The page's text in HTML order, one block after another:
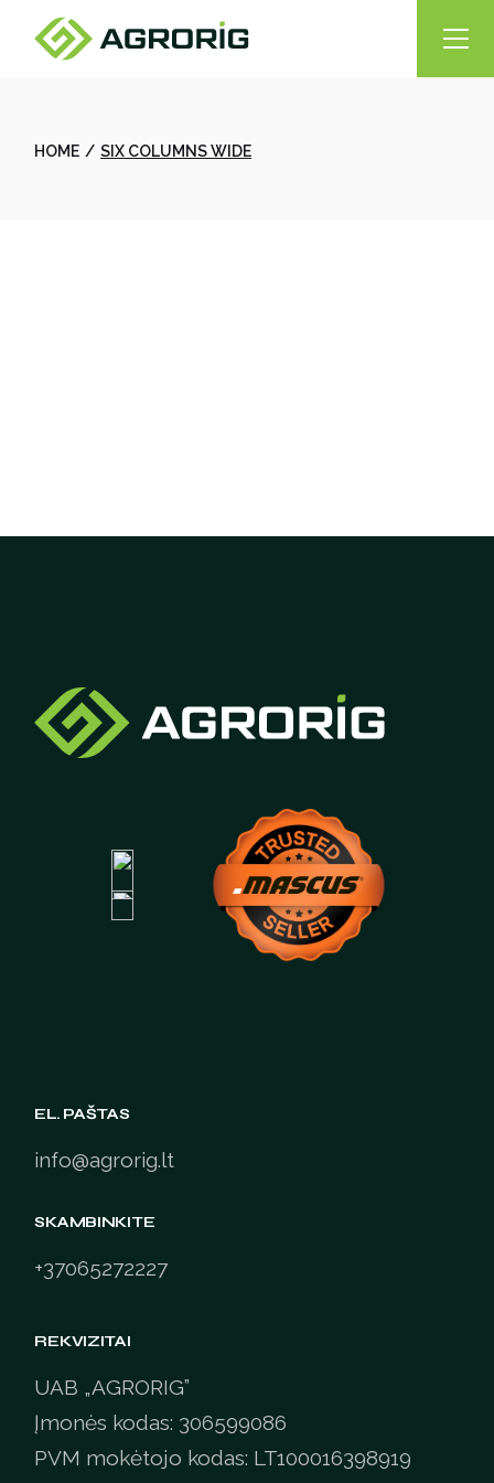
HOME SIX COLUMNS WIDE
EL. PAŠTAS
info@agrorig.lt
SKAMBINKITE
+37065272227
REKVIZITAI
UAB „AGRORIG”
Įmonės kodas: 306599086
PVM mokėtojo kodas: LT100016398919